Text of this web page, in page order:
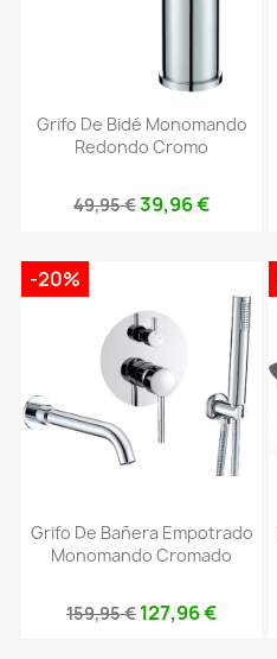
Grifo De Bidé Monomando
Redondo Cromo
49,95 €39,96 €
Grifo De Bañera Empotrado
Monomando Cromado
159,95 € 127,96 €
-20%